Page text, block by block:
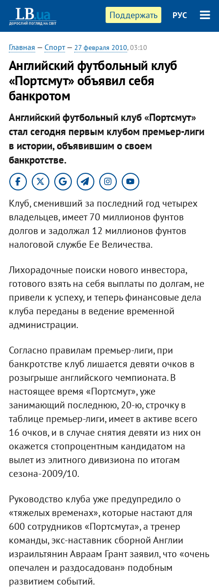
Поддержать РУС
Главная — Спорт— 27 февраля 2010, 03:10
Английский футбольный клуб
«Портсмут» объявил себя
банкротом
Английский футбольный клуб «Портсмут»
стал сегодня первым клубом премьер-лиги
в истории, объявившим о своем
банкротстве.
Клуб, сменивший за последний год четырех
владельцев, имеет 70 миллионов фунтов
долгов и задолжал 12 миллионов фунтов
налоговой службе Ее Величества.
Лихорадочные поиски нового инвестора,
готового взять на себя выплаты по долгам, не
привели к успеху, и теперь финансовые дела
клуба переданы в ведение временной
администрации.
Согласно правилам премьер-лиги, при
банкротстве клуб лишается девяти очков в
розыгрыше английского чемпионата. В
настоящее время «Портсмут», уже
занимающий последнюю, 20-ю, строчку в
таблице премьер-лиги, имеет в активе всего
16 очков, и в случае снятия девяти из них он
окажется стопроцентным кандидатом на
вылет из элитного дивизиона по итогам
сезона-2009/10.
Руководство клуба уже предупредило о
«тяжелых временах», которые настают для
600 сотрудников «Портсмута», а тренер
команды, экс-наставник сборной Англии
израильтянин Авраам Грант заявил, что «очень
опечален и раздосадован» подобным
развитием событий.